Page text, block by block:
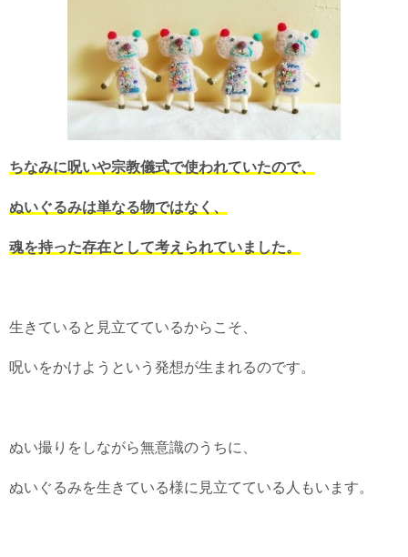
ちなみに呪いや宗教儀式で使われていたので、
ぬいぐるみは単なる物ではなく、
魂を持った存在として考えられていました。
生きていると見立てているからこそ、
呪いをかけようという発想が生まれるのです。
ぬい撮りをしながら無意識のうちに、
ぬいぐるみを生きている様に見立てている人もいます。